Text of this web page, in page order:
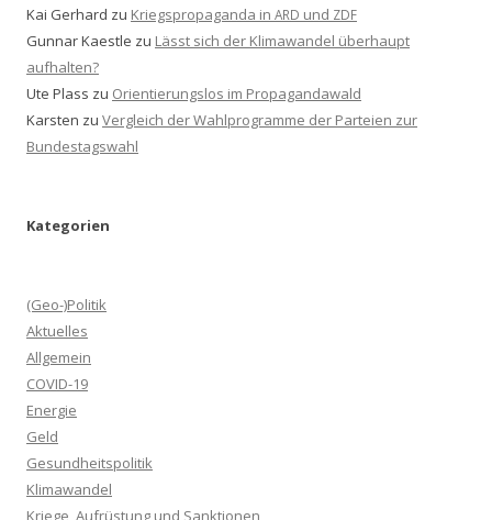
Kai Gerhard zu Kriegspropaganda in ARD und ZDF
Gunnar Kaestle zu Lässt sich der Klimawandel überhaupt
aufhalten?
Ute Plass zu Orientierungslos im Propagandawald
Karsten zu Vergleich der Wahlprogramme der Parteien zur
Bundestagswahl
Kategorien
(Geo-)Politik
Aktuelles
Allgemein
COVID-19
Energie
Geld
Gesundheitspolitik
Klimawandel
Kriege, Aufrüstung und Sanktionen